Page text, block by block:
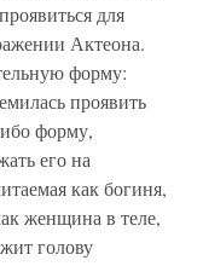
для
Актеона.
форму:
проявить
форму,
его на
как богиня,
женщина в теле,
голову